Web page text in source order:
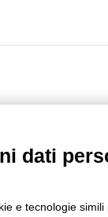
dati
e tecnologie